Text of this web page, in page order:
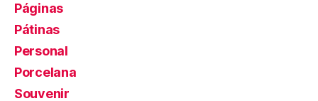
Páginas
Pátinas
Personal
Porcelana
Souvenir